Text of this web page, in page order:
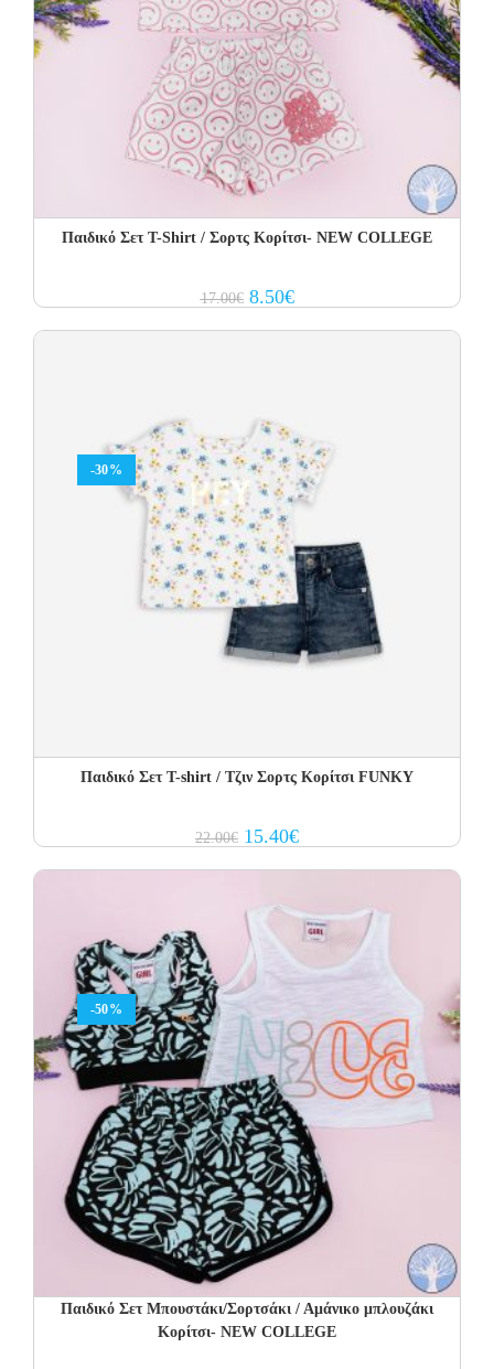
Παιδικό Σετ Τ-Shirt / Σορτς Κορίτσι- NEW COLLEGE
17.00€ Original
price
8.50€Current
price
-30%
Παιδικό Σετ T-shirt / Τζιν Σορτς Κορίτσι FUNKY
22.00€ Original
price
15.40€Current
price
-50%
Παιδικό Σετ Μπουστάκι/Σορτσάκι / Αμάνικο μπλουζάκι
Κορίτσι- NEW COLLEGE